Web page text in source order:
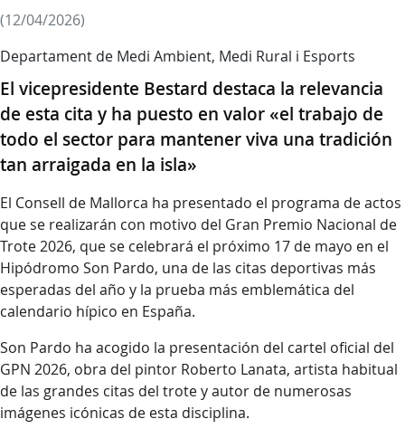
(12/04/2026)
Departament de Medi Ambient, Medi Rural i Esports
El vicepresidente Bestard destaca la relevancia
de esta cita y ha puesto en valor «el trabajo de
todo el sector para mantener viva una tradición
tan arraigada en la isla»
El Consell de Mallorca ha presentado el programa de actos
que se realizarán con motivo del Gran Premio Nacional de
Trote 2026, que se celebrará el próximo 17 de mayo en el
Hipódromo Son Pardo, una de las citas deportivas más
esperadas del año y la prueba más emblemática del
calendario hípico en España.
Son Pardo ha acogido la presentación del cartel oficial del
GPN 2026, obra del pintor Roberto Lanata, artista habitual
de las grandes citas del trote y autor de numerosas
imágenes icónicas de esta disciplina.